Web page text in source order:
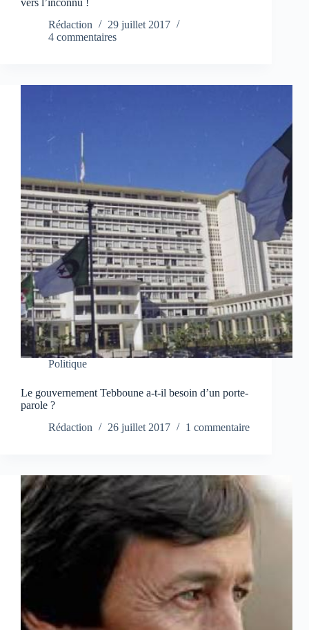
Rédaction
29 juillet 2017
4 commentaires
Politique
Le gouvernement Tebboune a-t-il besoin d’un porte-
parole ?
Rédaction
26 juillet 2017 1 commentaire